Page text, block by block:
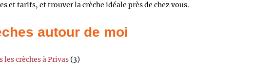
et tarifs, et trouver la crèche idéale près de chez vous.
autour de moi
les crèches à Privas (3)